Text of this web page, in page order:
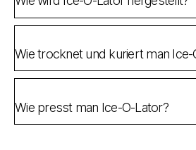
Wie trocknet und kuriert man Ice-
Wie presst man Ice-O-Lator?